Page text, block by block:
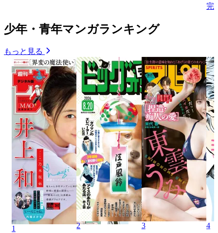
完
少年・青年マンガランキング
もっと見る
1 2 3 4